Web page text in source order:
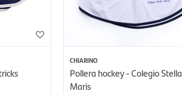
CHIARINO
Pollera hockey - Colegio Stella
Maris